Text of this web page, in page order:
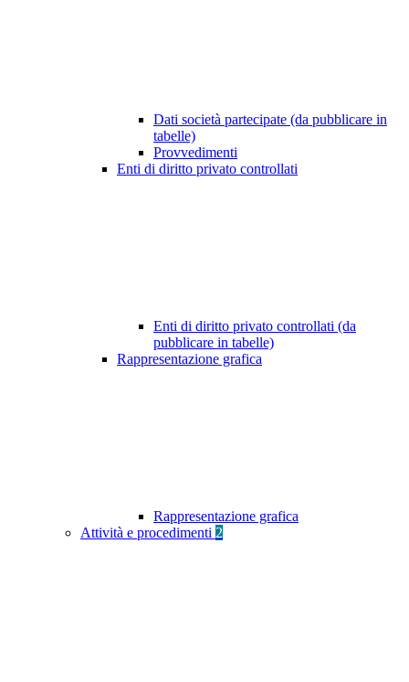
Dati società partecipate (da pubblicare in
tabelle)
Provvedimenti
Enti di diritto privato controllati
Enti di diritto privato controllati (da
pubblicare in tabelle)
Rappresentazione grafica
Rappresentazione grafica
Attività e procedimenti 2